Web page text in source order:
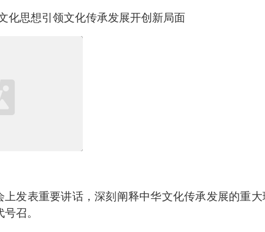
思想引领文化传承发展开创新局面
发表重要讲话，深刻阐释中华文化传承发展的重
召。